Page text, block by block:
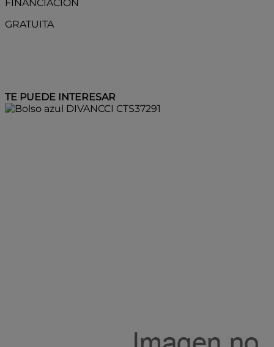
FINANCIACIÓN
GRATUITA
TE PUEDE INTERESAR